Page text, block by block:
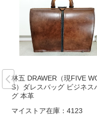
林五 DRAWER（現FIVE
S）ダレスバッグ ビジネス
グ 本革
マイストア在庫： 4123